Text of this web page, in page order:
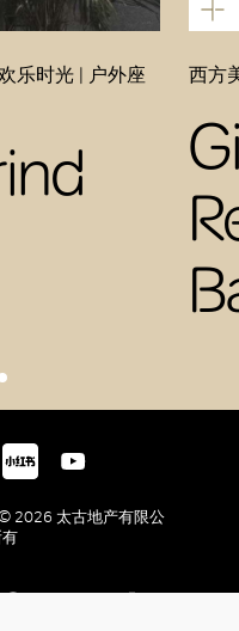
乐时光 | 户外座
西方
2026 太古地产有限公